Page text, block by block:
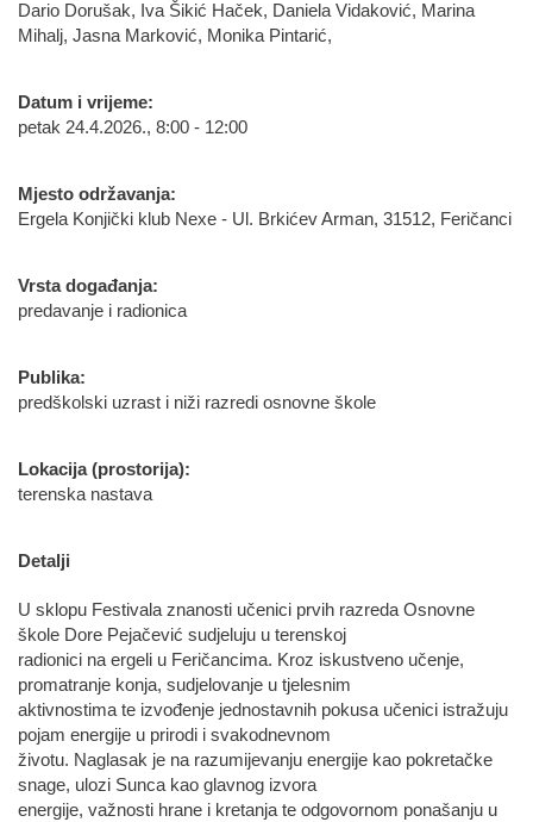
Dario Dorušak, Iva Šikić Haček, Daniela Vidaković, Marina
Mihalj, Jasna Marković, Monika Pintarić,
Datum i vrijeme:
petak 24.4.2026., 8:00 - 12:00
Mjesto održavanja:
Ergela Konjički klub Nexe - Ul. Brkićev Arman, 31512, Feričanci
Vrsta događanja:
predavanje i radionica
Publika:
predškolski uzrast i niži razredi osnovne škole
Lokacija (prostorija):
terenska nastava
Detalji
U sklopu Festivala znanosti učenici prvih razreda Osnovne
škole Dore Pejačević sudjeluju u terenskoj
radionici na ergeli u Feričancima. Kroz iskustveno učenje,
promatranje konja, sudjelovanje u tjelesnim
aktivnostima te izvođenje jednostavnih pokusa učenici istražuju
pojam energije u prirodi i svakodnevnom
životu. Naglasak je na razumijevanju energije kao pokretačke
snage, ulozi Sunca kao glavnog izvora
energije, važnosti hrane i kretanja te odgovornom ponašanju u